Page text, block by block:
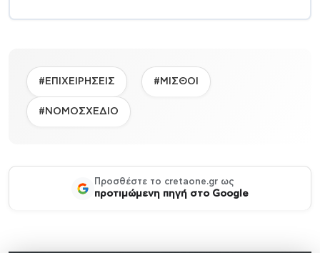
#ΕΠΙΧΕΙΡΗΣΕΙΣ #ΜΙΣΘΟΙ
#ΝΟΜΟΣΧΕΔΙΟ
Προσθέστε το cretaone.gr ως
προτιμώμενη πηγή στο Google